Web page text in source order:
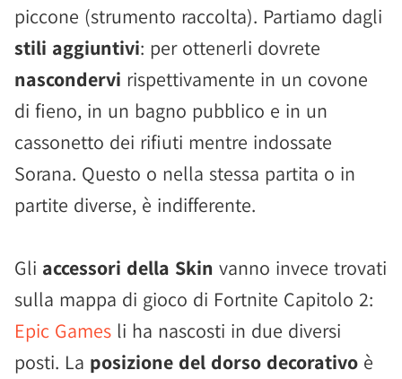
piccone (strumento raccolta). Partiamo dagli
stili aggiuntivi: per ottenerli dovrete
nascondervi rispettivamente in un covone
di fieno, in un bagno pubblico e in un
cassonetto dei rifiuti mentre indossate
Sorana. Questo o nella stessa partita o in
partite diverse, è indifferente.
Gli accessori della Skin vanno invece trovati
sulla mappa di gioco di Fortnite Capitolo 2:
Epic Games li ha nascosti in due diversi
posti. La posizione del dorso decorativo è